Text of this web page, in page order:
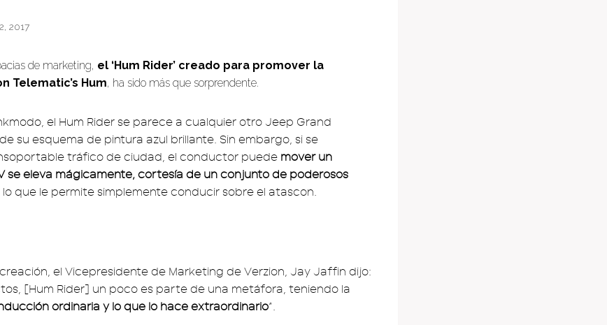
2017
de marketing, el ‘Hum Rider’ creado para promover la
Telematic’s Hum, ha sido más que sorprendente.
el Hum Rider se parece a cualquier otro Jeep Grand
su esquema de pintura azul brillante. Sin embargo, si se
tráfico de ciudad, el conductor puede mover un
se eleva mágicamente, cortesía de un conjunto de poderosos
lo que le permite simplemente conducir sobre el atascon.
el Vicepresidente de Marketing de Verzion, Jay Jaffin dijo:
[Hum Rider] un poco es parte de una metáfora, teniendo la
ordinaria y lo que lo hace extraordinario”.